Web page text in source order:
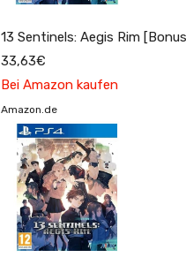
13 Sentinels: Aegis Rim
33,63€
Bei Amazon kaufen
Amazon.de